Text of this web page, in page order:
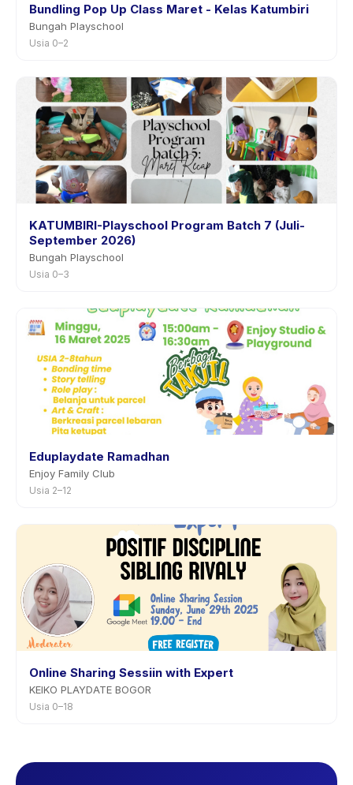
Bundling Pop Up Class Maret - Kelas Katumbiri
Bungah Playschool
Usia 0–2
KATUMBIRI-Playschool Program Batch 7 (Juli-
September 2026)
Bungah Playschool
Usia 0–3
Eduplaydate Ramadhan
Enjoy Family Club
Usia 2–12
Online Sharing Sessiin with Expert
KEIKO PLAYDATE BOGOR
Usia 0–18